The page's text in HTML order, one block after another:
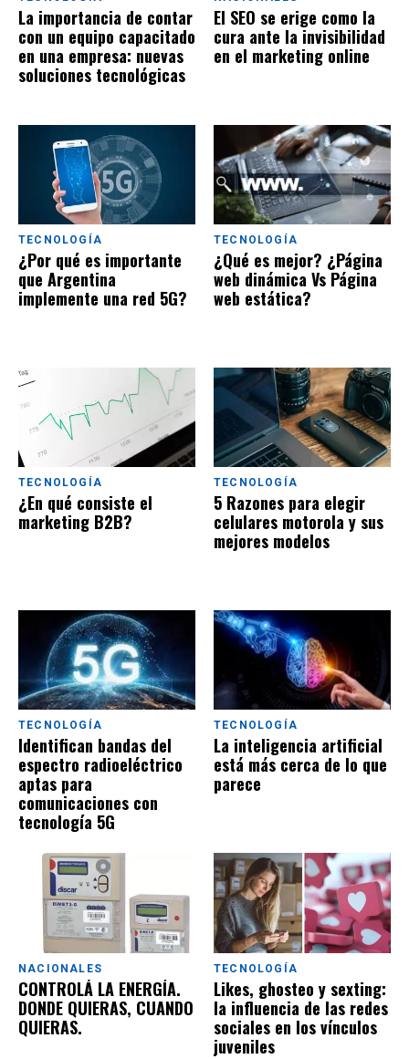
La importancia de contar
con un equipo capacitado
en una empresa: nuevas
soluciones tecnológicas
El SEO se erige como la
cura ante la invisibilidad
en el marketing online
TECNOLOGÍA
¿Por qué es importante
que Argentina
implemente una red 5G?
TECNOLOGÍA
¿Qué es mejor? ¿Página
web dinámica Vs Página
web estática?
TECNOLOGÍA
¿En qué consiste el
marketing B2B?
TECNOLOGÍA
5 Razones para elegir
celulares motorola y sus
mejores modelos
TECNOLOGÍA
Identifican bandas del
espectro radioeléctrico
aptas para
comunicaciones con
tecnología 5G
TECNOLOGÍA
La inteligencia artificial
está más cerca de lo que
parece
NACIONALES
CONTROLÁ LA ENERGÍA.
DONDE QUIERAS, CUANDO
QUIERAS.
TECNOLOGÍA
Likes, ghosteo y sexting:
la influencia de las redes
sociales en los vínculos
juveniles